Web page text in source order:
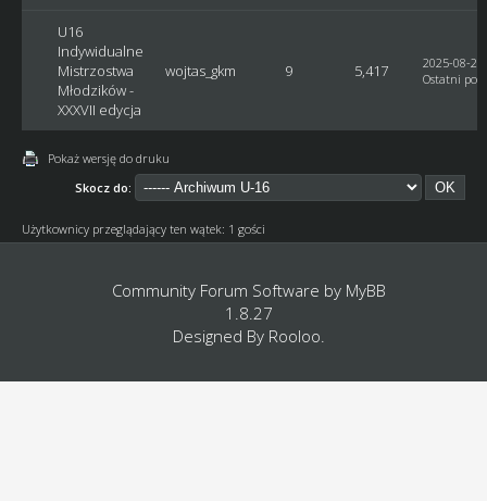
U16
Indywidualne
Mistrzostwa
Młodzików -
XXXVII edycja
wojtas_gkm 9 5,417
2025-08-
Ostatni post
Pokaż wersję do druku
Skocz do:
Użytkownicy przeglądający ten wątek: 1 gości
Community Forum Software by MyBB
1.8.27
Designed By Rooloo